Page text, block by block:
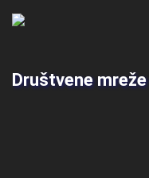
Društvene mreže